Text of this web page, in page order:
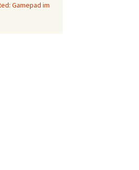
Gamepad im